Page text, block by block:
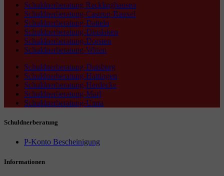
Schuldnerberatung Recklinghausen
Schuldnerberatung-Castrop-Rauxel
Schuldnerberatung-Datteln
Schuldnerberatung-Dinslaken
Schuldnerberatung-Dorsten
Schuldnerberatung-Witten
Schuldnerberatung-Duisburg
Schuldnerberatung-Hattingen
Schuldnerberatung-Herdecke
Schuldnerberatung-Marl
Schuldnerberatung-Unna
Schuldnerberatung
P-Konto Bescheinigung
Informationen